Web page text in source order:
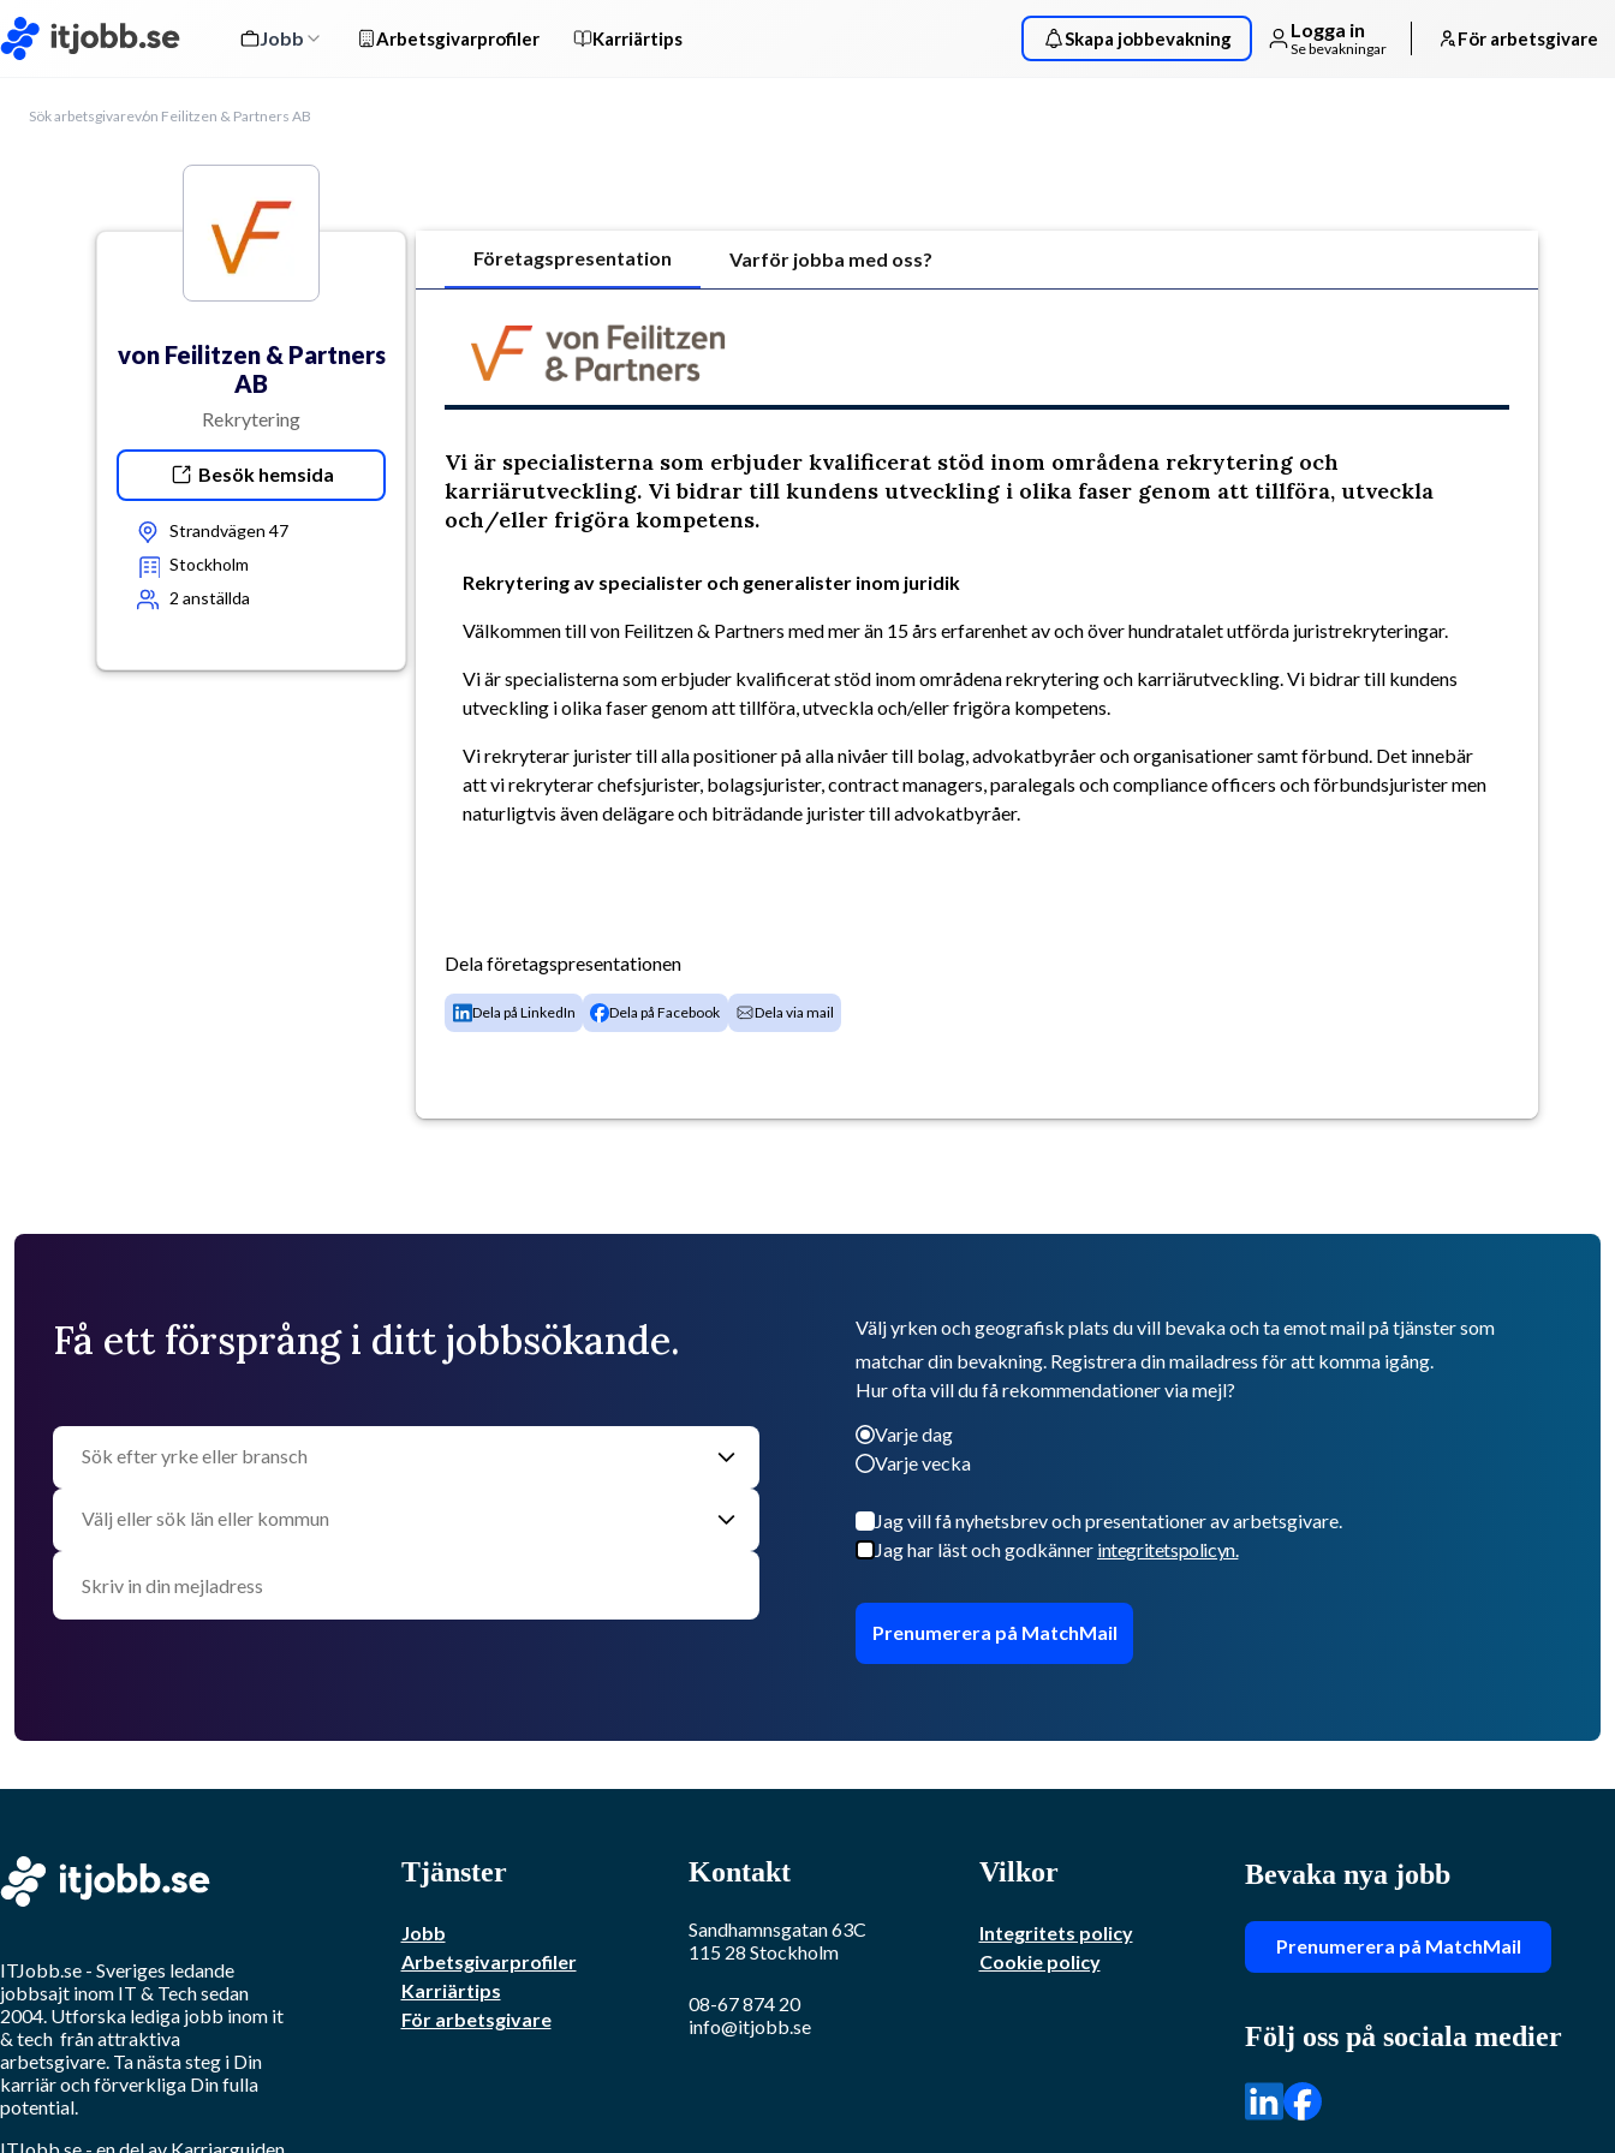
Jobb Arbetsgivarprofiler Karriärtips Skapa jobbevakning Logga in
Se bevakningar För arbetsgivare
Sök arbetsgivarevon Feilitzen & Partners AB
von Feilitzen & Partners
AB
Rekrytering
Besök hemsida
Strandvägen 47
Stockholm
2 anställda
Företagspresentation Varför jobba med oss?
Vi är specialisterna som erbjuder kvalificerat stöd inom områdena rekrytering och
karriärutveckling. Vi bidrar till kundens utveckling i olika faser genom att tillföra, utveckla
och/eller frigöra kompetens.
Rekrytering av specialister och generalister inom juridik
Välkommen till von Feilitzen & Partners med mer än 15 års erfarenhet av och över hundratalet utförda juristrekryteringar.
Vi är specialisterna som erbjuder kvalificerat stöd inom områdena rekrytering och karriärutveckling. Vi bidrar till kundens
utveckling i olika faser genom att tillföra, utveckla och/eller frigöra kompetens.
Vi rekryterar jurister till alla positioner på alla nivåer till bolag, advokatbyråer och organisationer samt förbund. Det innebär
att vi rekryterar chefsjurister, bolagsjurister, contract managers, paralegals och compliance officers och förbundsjurister men
naturligtvis även delägare och biträdande jurister till advokatbyråer.
Dela företagspresentationen
Dela på LinkedIn Dela på Facebook Dela via mail
Få ett försprång i ditt jobbsökande.
Välj yrken och geografisk plats du vill bevaka och ta emot mail på tjänster som
matchar din bevakning. Registrera din mailadress för att komma igång.
Hur ofta vill du få rekommendationer via mejl?
Varje dag
Varje vecka
Jag vill få nyhetsbrev och presentationer av arbetsgivare.
Jag har läst och godkänner integritetspolicyn.
Prenumerera på MatchMail
ITJobb.se - Sveriges ledande
jobbsajt inom IT & Techsedan
2004. Utforska lediga jobb inom it
& tech från attraktiva
arbetsgivare. Ta nästa steg i Din
karriär och förverkliga Din fulla
potential.
ITJobb.se - en del av Karriarguiden
Tjänster
Jobb
Arbetsgivarprofiler
Karriärtips
För arbetsgivare
Kontakt
Sandhamnsgatan 63C
115 28 Stockholm
08-67 874 20
info@itjobb.se
Vilkor
Integritets policy
Cookie policy
Bevaka nya jobb
Prenumerera på MatchMail
Följ oss på sociala medier